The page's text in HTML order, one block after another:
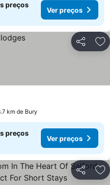
preços
Ver preços
Partilhar
km de Bury
preços
Ver preços
Partilhar